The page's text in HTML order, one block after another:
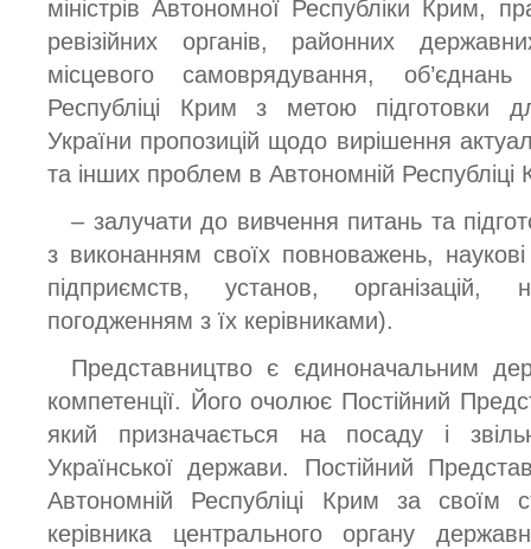
міністрів Автономної Республіки Крим,
ревізійних органів, районних
місцевого самоврядування,
Республіці Крим з метою підготовки
України пропозицій щодо вирішення
та інших проблем в Автономній Республіці
– залучати до вивчення питань та
з виконанням своїх повноважень,
підприємств, установ, організацій,
погодженням з їх керівниками).
Представництво є єдиноначальним
компетенції. Його очолює Постійний
який призначається на посаду і
Української держави. Постійний
Автономній Республіці Крим за своїм
керівника центрального органу